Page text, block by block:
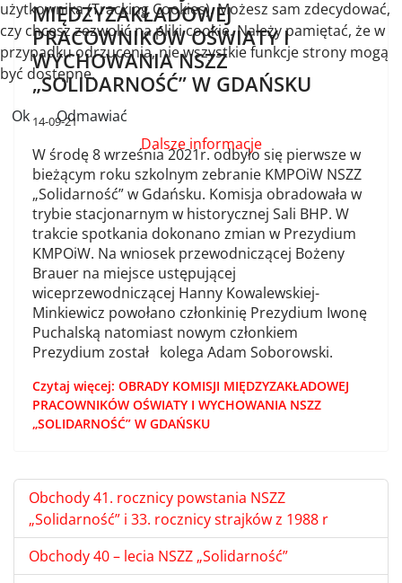
MIĘDZYZAKŁADOWEJ
PRACOWNIKÓW OŚWIATY I
WYCHOWANIA NSZZ
„SOLIDARNOŚĆ” W GDAŃSKU
14-09-21
W środę 8 września 2021r. odbyło się pierwsze w
bieżącym roku szkolnym zebranie KMPOiW NSZZ
„Solidarność” w Gdańsku. Komisja obradowała w
trybie stacjonarnym w historycznej Sali BHP. W
trakcie spotkania dokonano zmian w Prezydium
KMPOiW. Na wniosek przewodniczącej Bożeny
Brauer na miejsce ustępującej
wiceprzewodniczącej Hanny Kowalewskiej-
Minkiewicz powołano członkinię Prezydium Iwonę
Puchalską natomiast nowym członkiem
Prezydium został kolega Adam Soborowski.
Czytaj więcej: OBRADY KOMISJI MIĘDZYZAKŁADOWEJ
PRACOWNIKÓW OŚWIATY I WYCHOWANIA NSZZ
„SOLIDARNOŚĆ” W GDAŃSKU
Obchody 41. rocznicy powstania NSZZ
„Solidarność” i 33. rocznicy strajków z 1988 r
Obchody 40 – lecia NSZZ „Solidarność”
użytkownika (Tracking Cookies). Możesz sam zdecydować,
czy chcesz zezwolić na pliki cookie. Należy pamiętać, że w
przypadku odrzucenia, nie wszystkie funkcje strony mogą
być dostępne.
Ok
Odmawiać
Dalsze informacje